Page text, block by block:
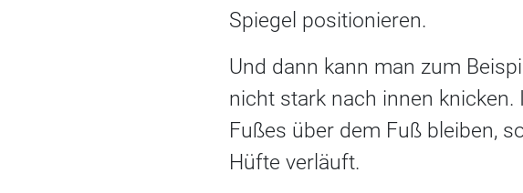
Spiegel positionieren.
Und dann kann man zum
nicht stark nach innen
Fußes über dem Fuß bleiben,
Hüfte verläuft.